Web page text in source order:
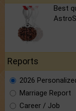
Best
Reports
2026
Marriage Report
Career / Job